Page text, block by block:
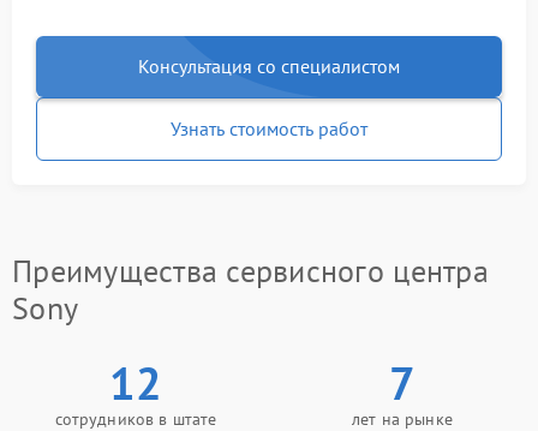
Консультация со специалистом
Узнать стоимость работ
Преимущества сервисного центра
Sony
12
сотрудников в штате
7
лет на рынке